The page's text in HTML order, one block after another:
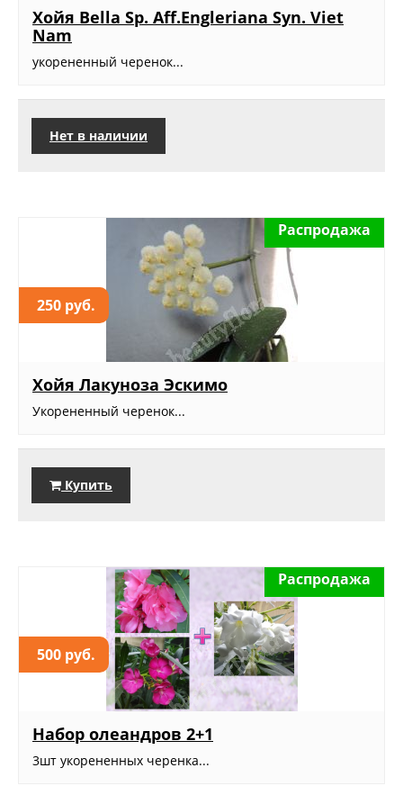
Хойя Bella Sp. Aff.Engleriana Syn. Viet
Nam
укорененный черенок...
Нет в наличии
250 руб.
Распродажа
Хойя Лакуноза Эскимо
Укорененный черенок...
Купить
500 руб.
Распродажа
Набор олеандров 2+1
3шт укорененных черенка...